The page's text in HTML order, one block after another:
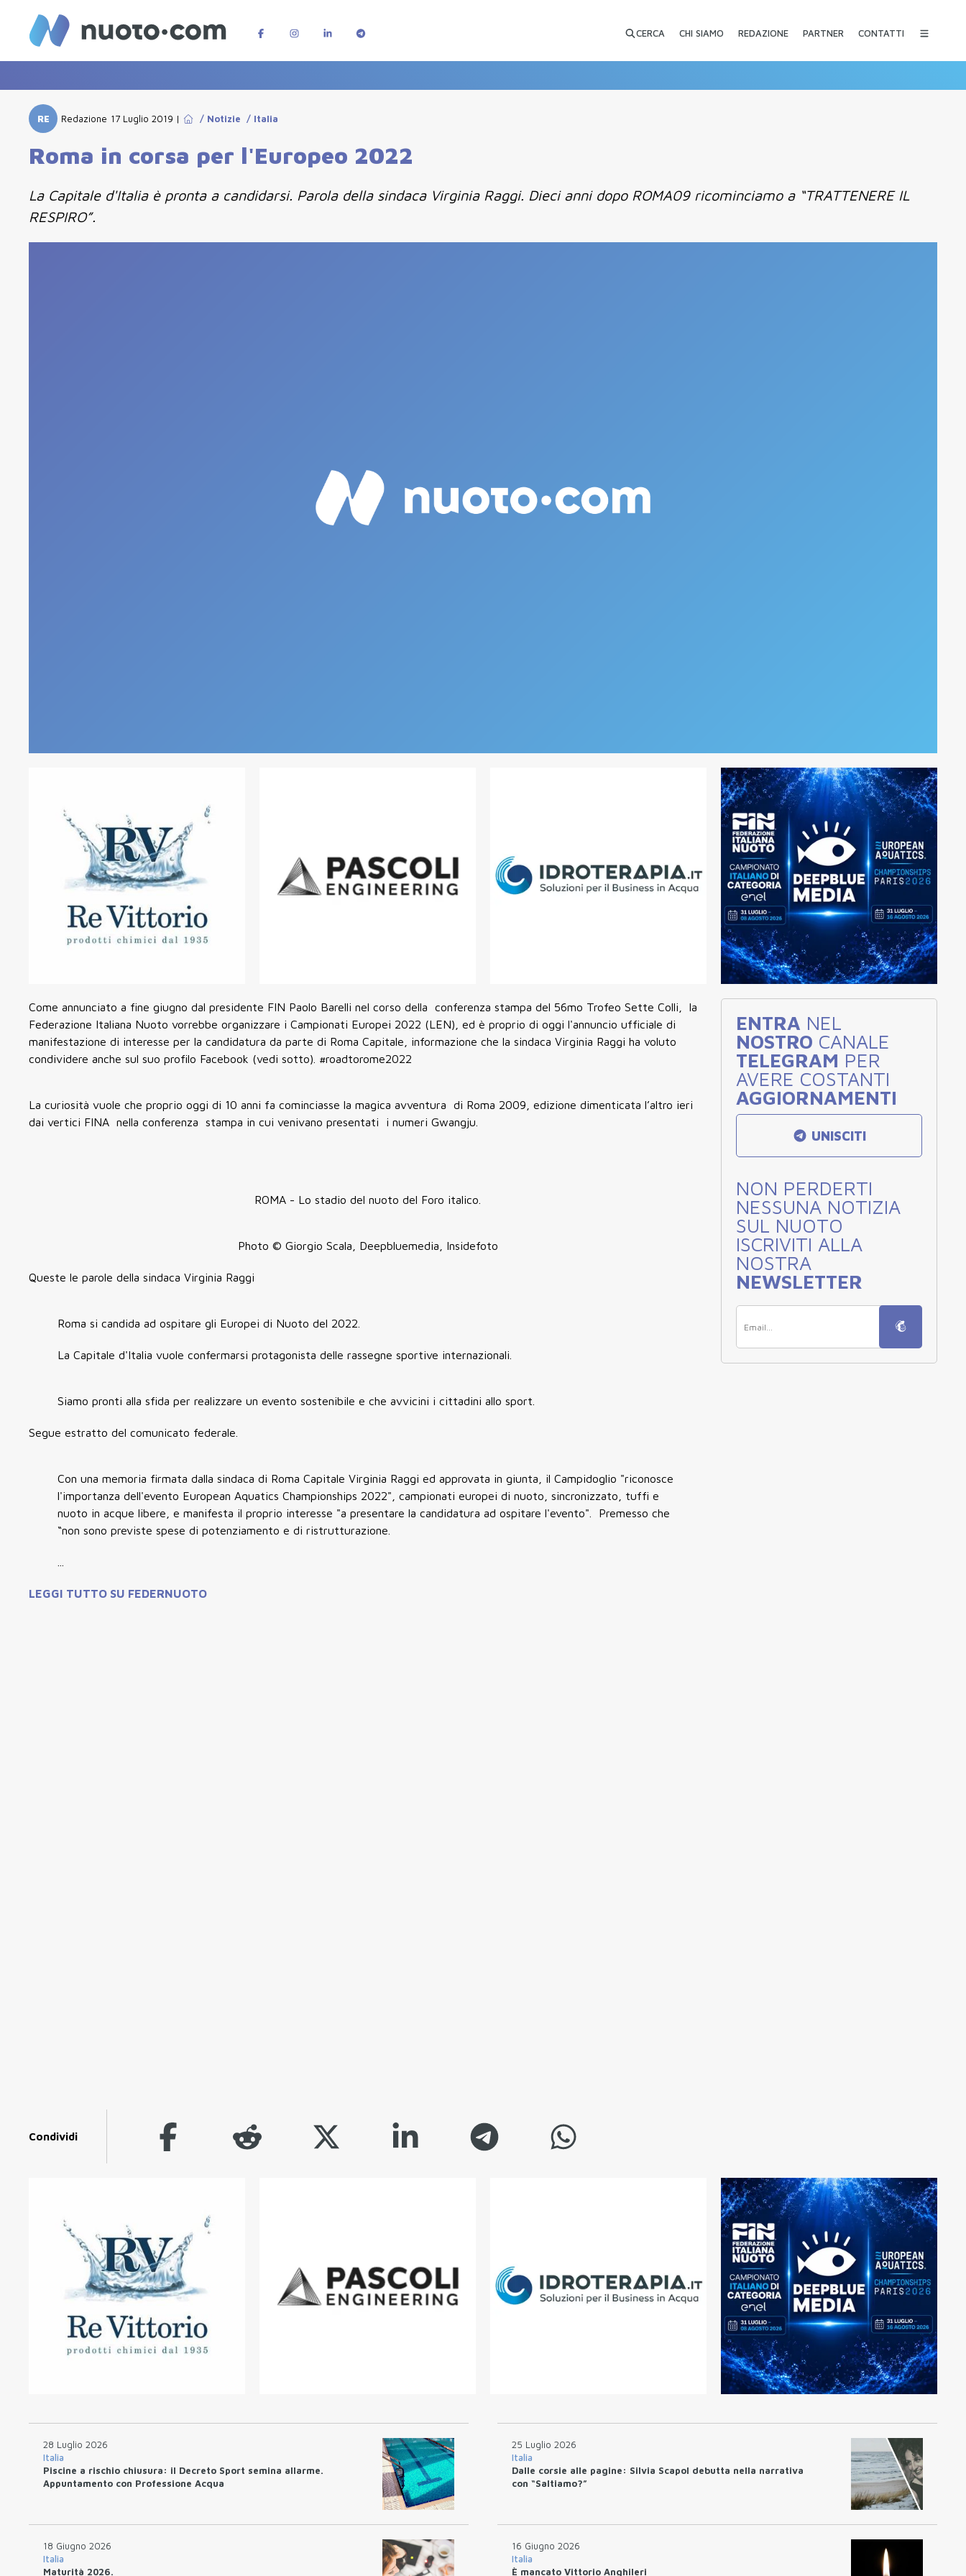
CERCA CHI SIAMO REDAZIONE PARTNER CONTATTI
RE Redazione 17 Luglio 2019 | / Notizie / Italia
Roma in corsa per l'Europeo 2022
La Capitale d'Italia è pronta a candidarsi. Parola della sindaca Virginia Raggi. Dieci anni dopo ROMA09 ricominciamo a “TRATTENERE IL
RESPIRO”.
Come annunciato a fine giugno dal presidente FIN Paolo Barelli nel corso della conferenza stampa del 56mo Trofeo Sette Colli, la
Federazione Italiana Nuoto vorrebbe organizzare i Campionati Europei 2022 (LEN), ed è proprio di oggi l'annuncio ufficiale di
manifestazione di interesse per la candidatura da parte di Roma Capitale, informazione che la sindaca Virginia Raggi ha voluto
condividere anche sul suo profilo Facebook (vedi sotto). #roadtorome2022
La curiosità vuole che proprio oggi di 10 anni fa cominciasse la magica avventura di Roma 2009, edizione dimenticata l’altro ieri
dai vertici FINA nella conferenza stampa in cui venivano presentati i numeri Gwangju.
ROMA - Lo stadio del nuoto del Foro italico.
Photo © Giorgio Scala, Deepbluemedia, Insidefoto
Queste le parole della sindaca Virginia Raggi
Roma si candida ad ospitare gli Europei di Nuoto del 2022.
La Capitale d'Italia vuole confermarsi protagonista delle rassegne sportive internazionali.
Siamo pronti alla sfida per realizzare un evento sostenibile e che avvicini i cittadini allo sport.
Segue estratto del comunicato federale.
Con una memoria firmata dalla sindaca di Roma Capitale Virginia Raggi ed approvata in giunta, il Campidoglio "riconosce
l'importanza dell'evento European Aquatics Championships 2022", campionati europei di nuoto, sincronizzato, tuffi e
nuoto in acque libere, e manifesta il proprio interesse "a presentare la candidatura ad ospitare l'evento". Premesso che
“non sono previste spese di potenziamento e di ristrutturazione.
LEGGI TUTTO SU FEDERNUOTO
ENTRA NEL
NOSTRO CANALE
TELEGRAM PER
AVERE COSTANTI
AGGIORNAMENTI
UNISCITI
NON PERDERTI
NESSUNA NOTIZIA
SUL NUOTO
ISCRIVITI ALLA
NOSTRA
NEWSLETTER
Condividi
28 Luglio 2026
Italia
Piscine a rischio chiusura: il Decreto Sport semina allarme.
Appuntamento con Professione Acqua
25 Luglio 2026
Italia
Dalle corsie alle pagine: Silvia Scapol debutta nella narrativa
con “Saltiamo?”
18 Giugno 2026
Italia
Maturità 2026.
16 Giugno 2026
Italia
È mancato Vittorio Anghileri